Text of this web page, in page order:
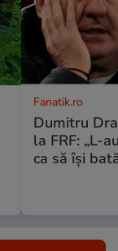
Fanatik.ro
Dumitru
la FRF: „L-
ca să își